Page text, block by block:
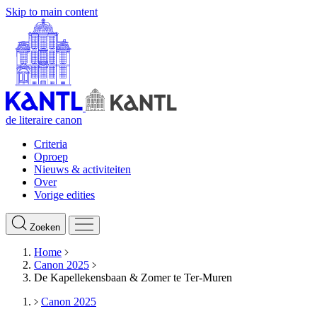
Skip to main content
de literaire canon
Criteria
Oproep
Nieuws & activiteiten
Over
Vorige edities
Zoeken
Home
Canon 2025
De Kapellekensbaan & Zomer te Ter-Muren
Canon 2025